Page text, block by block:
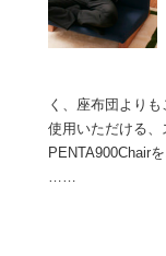
く、座布団より
使用いただける
PENTA900Chair
……